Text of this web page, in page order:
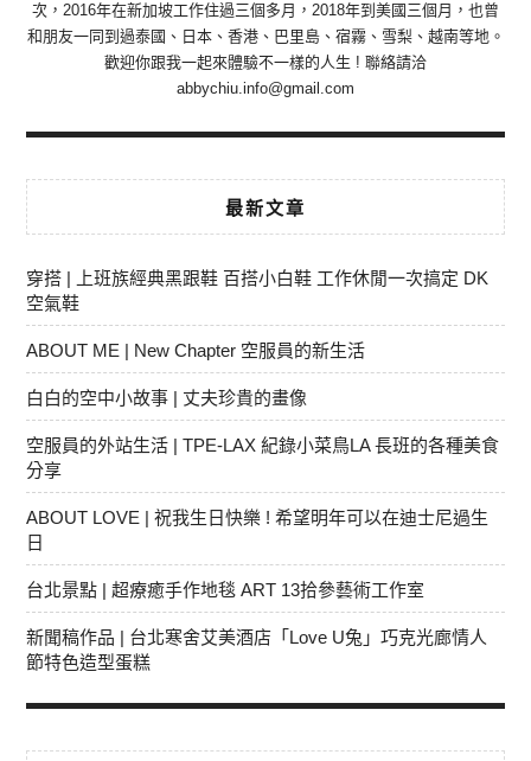
次，2016年在新加坡工作住過三個多月，2018年到美國三個月，也曾
和朋友一同到過泰國、日本、香港、巴里島、宿霧、雪梨、越南等地。
歡迎你跟我一起來體驗不一樣的人生 ! 聯絡請洽
abbychiu.info@gmail.com
最新文章
穿搭 | 上班族經典黑跟鞋 百搭小白鞋 工作休閒一次搞定 DK
空氣鞋
ABOUT ME | New Chapter 空服員的新生活
白白的空中小故事 | 丈夫珍貴的畫像
空服員的外站生活 | TPE-LAX 紀錄小菜鳥LA 長班的各種美食
分享
ABOUT LOVE | 祝我生日快樂 ! 希望明年可以在迪士尼過生
日
台北景點 | 超療癒手作地毯 ART 13拾參藝術工作室
新聞稿作品 | 台北寒舍艾美酒店「Love U兔」巧克光廊情人
節特色造型蛋糕